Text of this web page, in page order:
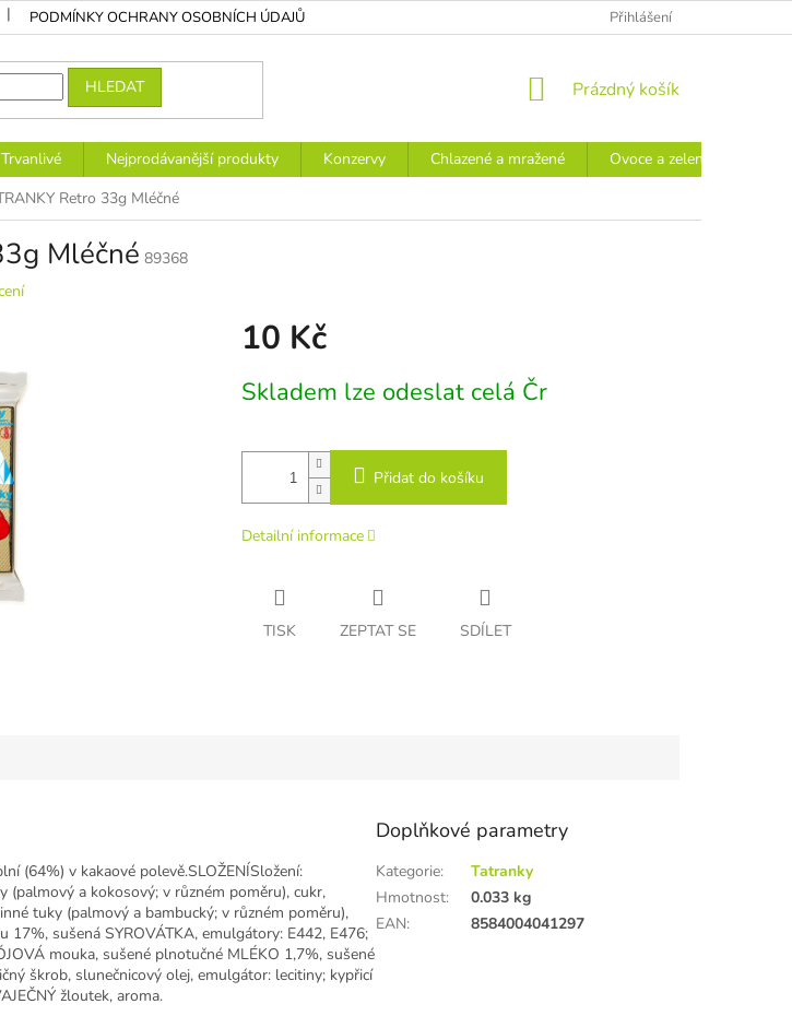
PODMÍNKY OCHRANY OSOBNÍCH ÚDAJŮ Přihlášení
HLEDAT
NÁKUPNÍ
Prázdný košík
Trvanlivé Nejprodávanější produkty Konzervy Chlazené a mražené Ovoce a zelenina
Retro 33g Mléčné
Mléčné 89368
10 Kč
cena:
Skladem lze odeslat celá Čr
Přidat do košíku
Detailní informace
TISK ZEPTAT SE SDÍLET
(64%) v kakaové polevě.SLOŽENÍSložení:
(palmový a kokosový; v různém poměru), cukr,
tuky (palmový a bambucký; v různém poměru),
17%, sušená SYROVÁTKA, emulgátory: E442, E476;
mouka, sušené plnotučné MLÉKO 1,7%, sušené
škrob, slunečnicový olej, emulgátor: lecitiny; kypřicí
žloutek, aroma.
Doplňkové parametry
Kategorie:
Tatranky
Hmotnost:
0.033 kg
EAN: 8584004041297